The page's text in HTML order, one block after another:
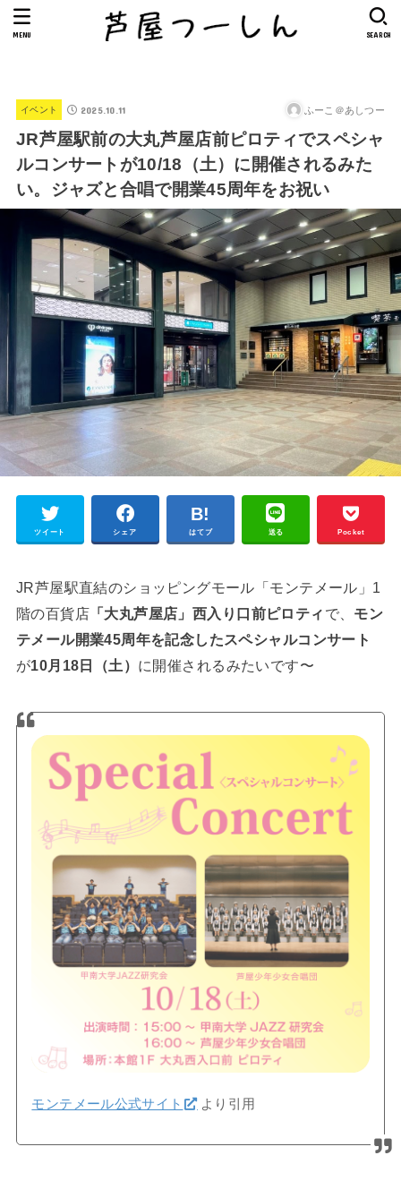
SEARCH
MENU
イベント 2025.10.11 ふーこ＠あしつー
JR芦屋駅前の大丸芦屋店前ピロティでスペシャ
ルコンサートが10/18（土）に開催されるみた
い。ジャズと合唱で開業45周年をお祝い
ツイート シェア はてブ 送る Pocket
JR芦屋駅直結のショッピングモール「モンテメール」1
階の百貨店「大丸芦屋店」西入り口前ピロティ で、 モン
テメール開業45周年を記念したスペシャルコンサート
が10月18日（土） に開催されるみたいです〜
モンテメール公式サイト より引用